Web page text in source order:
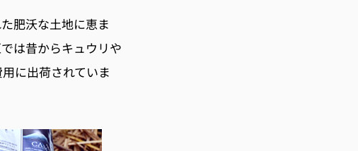
肥沃な土地に恵ま
は昔からキュウリや
に出荷されていま